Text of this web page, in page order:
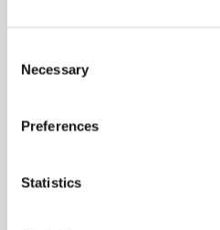
Selection
Necessary
Preferences
Statistics